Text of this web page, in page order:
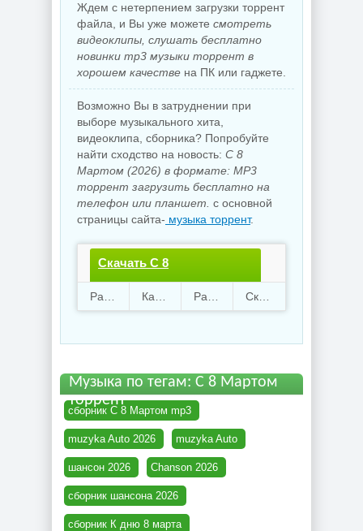
Ждем с нетерпением загрузки торрент
файла, и Вы уже можете смотреть
видеоклипы, слушать бесплатно
новинки mp3 музыки торрент в
хорошем качестве на ПК или гаджете.
Возможно Вы в затруднении при
выборе музыкального хита,
видеоклипа, сборника? Попробуйте
найти сходство на новость: С 8
Мартом (2026) в формате: MP3
торрент загрузить бесплатно на
телефон или планшет. с основной
страницы сайта- музыка торрент.
Скачать С 8
Мартом.torrent файл
57 75 808.01 Mb
Музыка по тегам: С 8 Мартом
торрент
сборник С 8 Мартом mp3
muzyka Auto 2026 muzyka Auto
шансон 2026 Chanson 2026
сборник шансона 2026
сборник К дню 8 марта